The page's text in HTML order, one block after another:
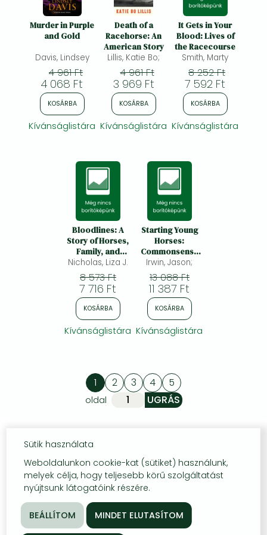
Murder in Purple
and Gold
Davis, Lindsey
4 961 Ft
4 068 Ft
KOSÁRBA
Kívánságlistára
Death of a
Racehorse: An
American Story
Lillis, Katie Bo;
4 961 Ft
3 969 Ft
KOSÁRBA
Kívánságlistára
It Gets in Your
Blood: Lives of
the Racecourse
Smith, Marty
8 252 Ft
7 592 Ft
KOSÁRBA
Kívánságlistára
Bloodlines: A
Story of Horses,
Family, and
Obsession
Nicholas, Liza J.
8 573 Ft
7 716 Ft
KOSÁRBA
Kívánságlistára
Starting Young
Horses:
Commonsense
Skills and
Sensible Steps
to a Solid
Training
Foundation
Irwin, Jason;
13 088 Ft
11 387 Ft
KOSÁRBA
Kívánságlistára
1 2 3 4 5
oldal
Sütik használata
Weboldalunkon cookie-kat (sütiket) használunk,
melyek célja, hogy teljesebb körű szolgáltatást
nyújtsunk látogatóink részére.